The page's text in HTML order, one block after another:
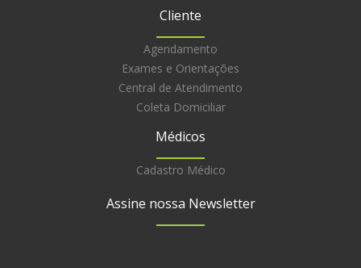
Cliente
Agendamento
Exames e Orientações
Central de Atendimento
Coleta Domiciliar
Médicos
Cadastro Médico
Assine nossa Newsletter